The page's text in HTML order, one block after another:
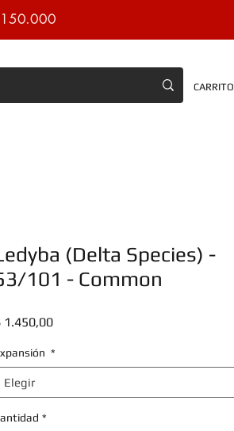
CARRITO
(Delta Species) -
101 - Common
1.450,00Precio
*
Elegir
*